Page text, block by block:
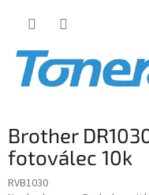
Brother
fotoválec 10k
RVB1030